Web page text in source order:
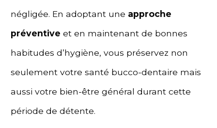
négligée. En adoptant une approche
préventive et en maintenant de bonnes
habitudes d’hygiène, vous préservez non
seulement votre santé bucco-dentaire mais
aussi votre bien-être général durant cette
période de détente.